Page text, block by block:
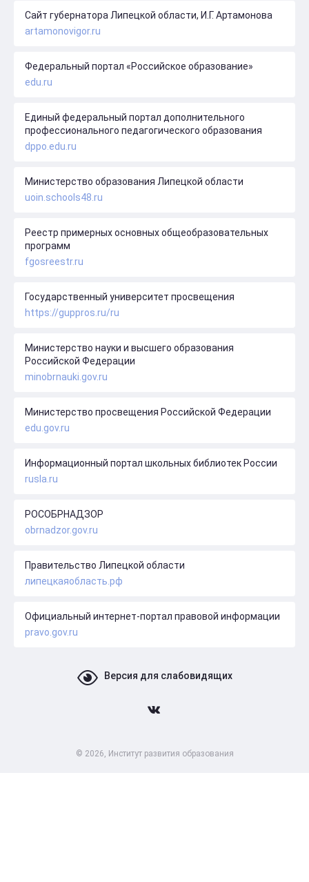
Сайт губернатора Липецкой области, И.Г. Артамонова
artamonovigor.ru
Федеральный портал «Российское образование»
edu.ru
Единый федеральный портал дополнительного
профессионального педагогического образования
dppo.edu.ru
Министерство образования Липецкой области
uoin.schools48.ru
Реестр примерных основных общеобразовательных
программ
fgosreestr.ru
Государственный университет просвещения
https://guppros.ru/ru
Министерство науки и высшего образования
Российской Федерации
minobrnauki.gov.ru
Министерство просвещения Российской Федерации
edu.gov.ru
Информационный портал школьных библиотек России
rusla.ru
РОСОБРНАДЗОР
obrnadzor.gov.ru
Правительство Липецкой области
липецкаяобласть.рф
Официальный интернет-портал правовой информации
pravo.gov.ru
Версия для слабовидящих
© 2026, Институт развития образования